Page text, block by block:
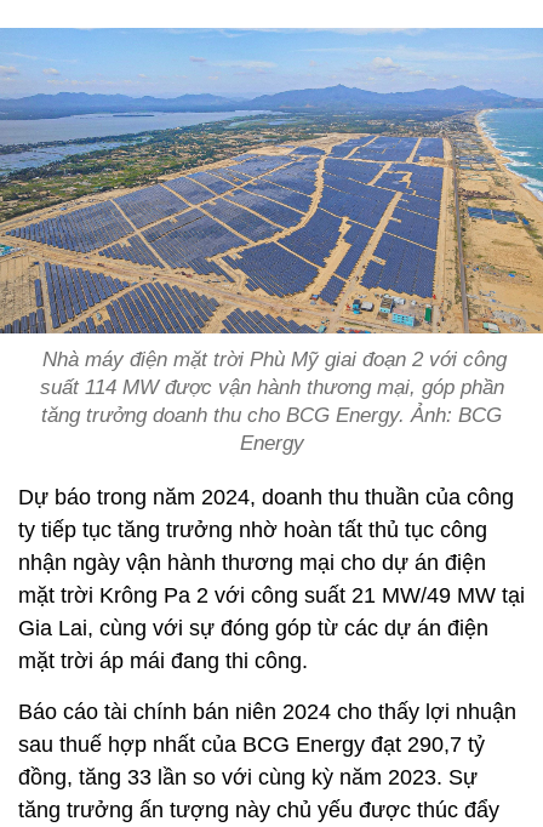
Nhà máy điện mặt trời Phù Mỹ giai đoạn 2 với công
suất 114 MW được vận hành thương mại, góp phần
tăng trưởng doanh thu cho BCG Energy. Ảnh: BCG
Energy
Dự báo trong năm 2024, doanh thu thuần của công
ty tiếp tục tăng trưởng nhờ hoàn tất thủ tục công
nhận ngày vận hành thương mại cho dự án điện
mặt trời Krông Pa 2 với công suất 21 MW/49 MW tại
Gia Lai, cùng với sự đóng góp từ các dự án điện
mặt trời áp mái đang thi công.
Báo cáo tài chính bán niên 2024 cho thấy lợi nhuận
sau thuế hợp nhất của BCG Energy đạt 290,7 tỷ
đồng, tăng 33 lần so với cùng kỳ năm 2023. Sự
tăng trưởng ấn tượng này chủ yếu được thúc đẩy